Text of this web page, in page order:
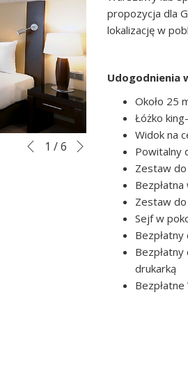
Slideshow
Klikając
Poprzednie
1 /6 Następne
propozycja dla
lokalizację w
Udogodnienia
Około 25
Łóżko
Widok na
Powitalny
Zestaw
Zestaw
Sejf w
drukarką
Bezpłatne